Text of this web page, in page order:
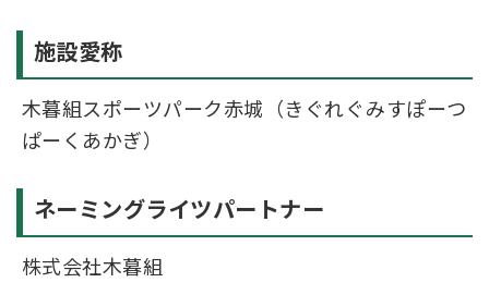
施設愛称
木暮組スポーツパーク赤城（きぐれぐみすぽーつ
ぱーくあかぎ）
ネーミングライツパートナー
株式会社木暮組